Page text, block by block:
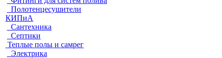
Полотенцесушители
КИПиА
Сантехника
Септики
Теплые полы и самрег
Электрика